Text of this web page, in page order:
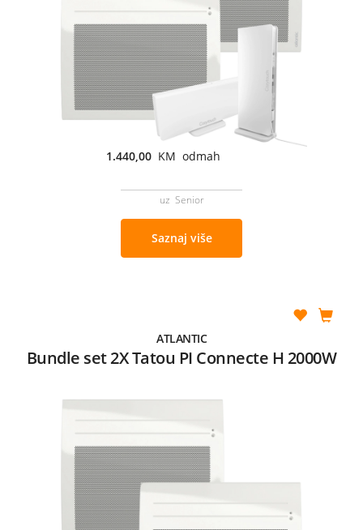
1.440,00 KM odmah
uz Senior
Saznaj više
ATLANTIC
Bundle set 2X Tatou PI Connecte H 2000W